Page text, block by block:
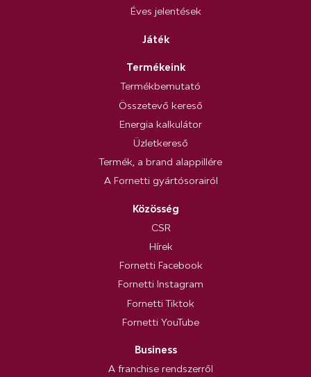
Éves jelentések
Játék
Termékeink
Termékbemutató
Összetevő kereső
Energia kalkulátor
Üzletkereső
Termék, a brand alappillére
A Fornetti gyártósorairól
Közösség
CSR
Hírek
Fornetti Facebook
Fornetti Instagram
Fornetti Tiktok
Fornetti YouTube
Business
A franchise rendszerről